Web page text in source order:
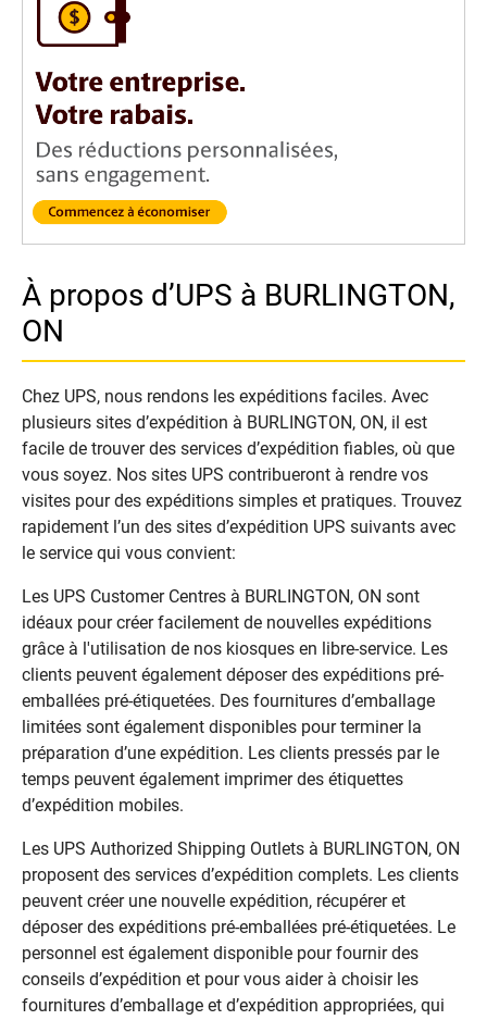
À propos d’UPS à BURLINGTON,
ON
Chez UPS, nous rendons les expéditions faciles. Avec
plusieurs sites d’expédition à BURLINGTON, ON, il est
facile de trouver des services d’expédition fiables, où que
vous soyez. Nos sites UPS contribueront à rendre vos
visites pour des expéditions simples et pratiques. Trouvez
rapidement l’un des sites d’expédition UPS suivants avec
le service qui vous convient:
Les UPS Customer Centres à BURLINGTON, ON sont
idéaux pour créer facilement de nouvelles expéditions
grâce à l'utilisation de nos kiosques en libre-service. Les
clients peuvent également déposer des expéditions pré-
emballées pré-étiquetées. Des fournitures d’emballage
limitées sont également disponibles pour terminer la
préparation d’une expédition. Les clients pressés par le
temps peuvent également imprimer des étiquettes
d’expédition mobiles.
Les UPS Authorized Shipping Outlets à BURLINGTON, ON
proposent des services d’expédition complets. Les clients
peuvent créer une nouvelle expédition, récupérer et
déposer des expéditions pré-emballées pré-étiquetées. Le
personnel est également disponible pour fournir des
conseils d’expédition et pour vous aider à choisir les
fournitures d’emballage et d’expédition appropriées, qui